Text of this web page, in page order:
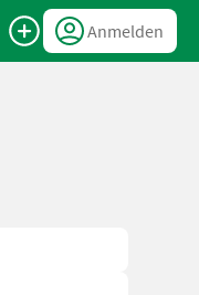
Anmelden